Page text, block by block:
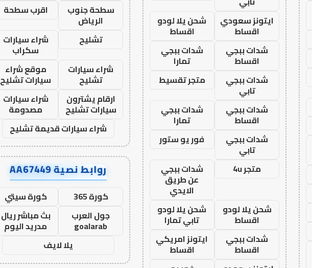
ايتونز سعودي
اقساط
شحن يلا لودو
اقساط
شدات ببجي
اقساط
شدات ببجي
تمارا
شدات ببجي
تابي
متجر تقسيط
شدات ببجي
اقساط
شدات ببجي
تمارا
شدات ببجي
تابي
فور يو ستور
متجر 4u
شدات ببجي
عن طريق
الايدي
شحن يلا لودو
اقساط
شحن يلا لودو
تابي تمارا
شدات ببجي
اقساط
ايتونز امريكي
اقساط
سطحة جنوب
الرياض
اقرب سطحة
تشليح
شراء سيارات
سكراب
شراء سيارات
تشليح
موقع شراء
سيارات تشليح
ارقام يشترون
سيارات تشليح
شراء سيارات
مصدومة
شراء سيارات قديمة تشليح
روابط نصية AA67449
كورة 365
كورة سيتي
جول العرب
goalarab
بث مباشر ريال
مدريد اليوم
يلا لايف